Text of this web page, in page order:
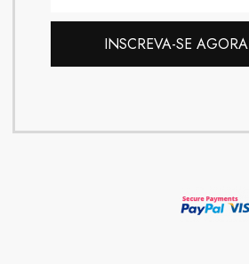
INSCREVA-SE AGORA